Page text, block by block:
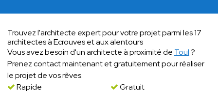
Trouvez l'architecte expert pour votre projet parmi les 17
architectes à Ecrouves et aux alentours
Vous avez besoin d'un architecte à proximité de Toul?
Prenez contact maintenant et gratuitement pour réaliser
le projet de vos rêves.
Rapide
Gratuit